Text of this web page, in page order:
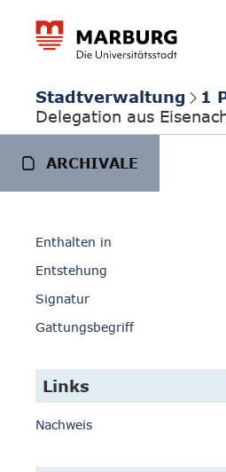
Stadtverwaltung 1
Delegation aus
ARCHIVALE
Enthalten in
Entstehung
Signatur
Gattungsbegriff
Links
Nachweis